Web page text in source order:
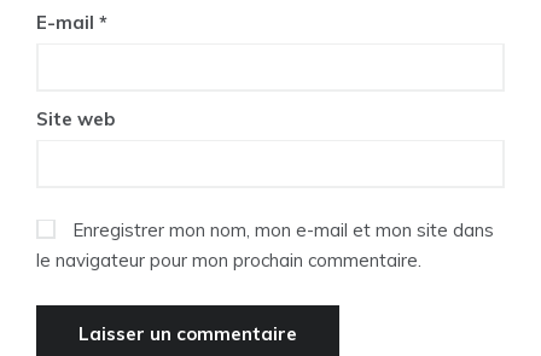
E-mail *
Site web
Enregistrer mon nom, mon e-mail et mon site dans
le navigateur pour mon prochain commentaire.